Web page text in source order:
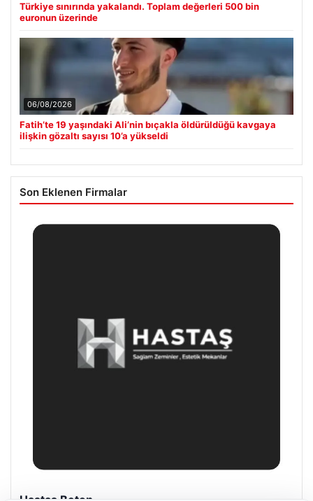
Türkiye sınırında yakalandı. Toplam değerleri 500 bin
euronun üzerinde
06/08/2026
Fatih’te 19 yaşındaki Ali’nin bıçakla öldürüldüğü kavgaya
ilişkin gözaltı sayısı 10’a yükseldi
Son Eklenen Firmalar